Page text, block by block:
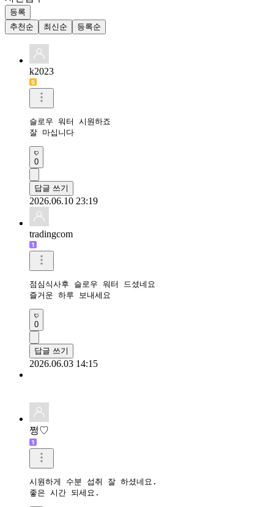
등록
추천순
최신순 등록순
k2023
슬로우 워터 시원하죠
잘 마십니다
0
답글 쓰기
2026.06.10 23:19
tradingcom
점심식사후 슬로우 워터 드셨네요
즐거운 하루 보내세요
0
답글 쓰기
2026.06.03 14:15
쩡♡
시원하게 수분 섭취 잘 하셨네요.
좋은 시간 되세요.